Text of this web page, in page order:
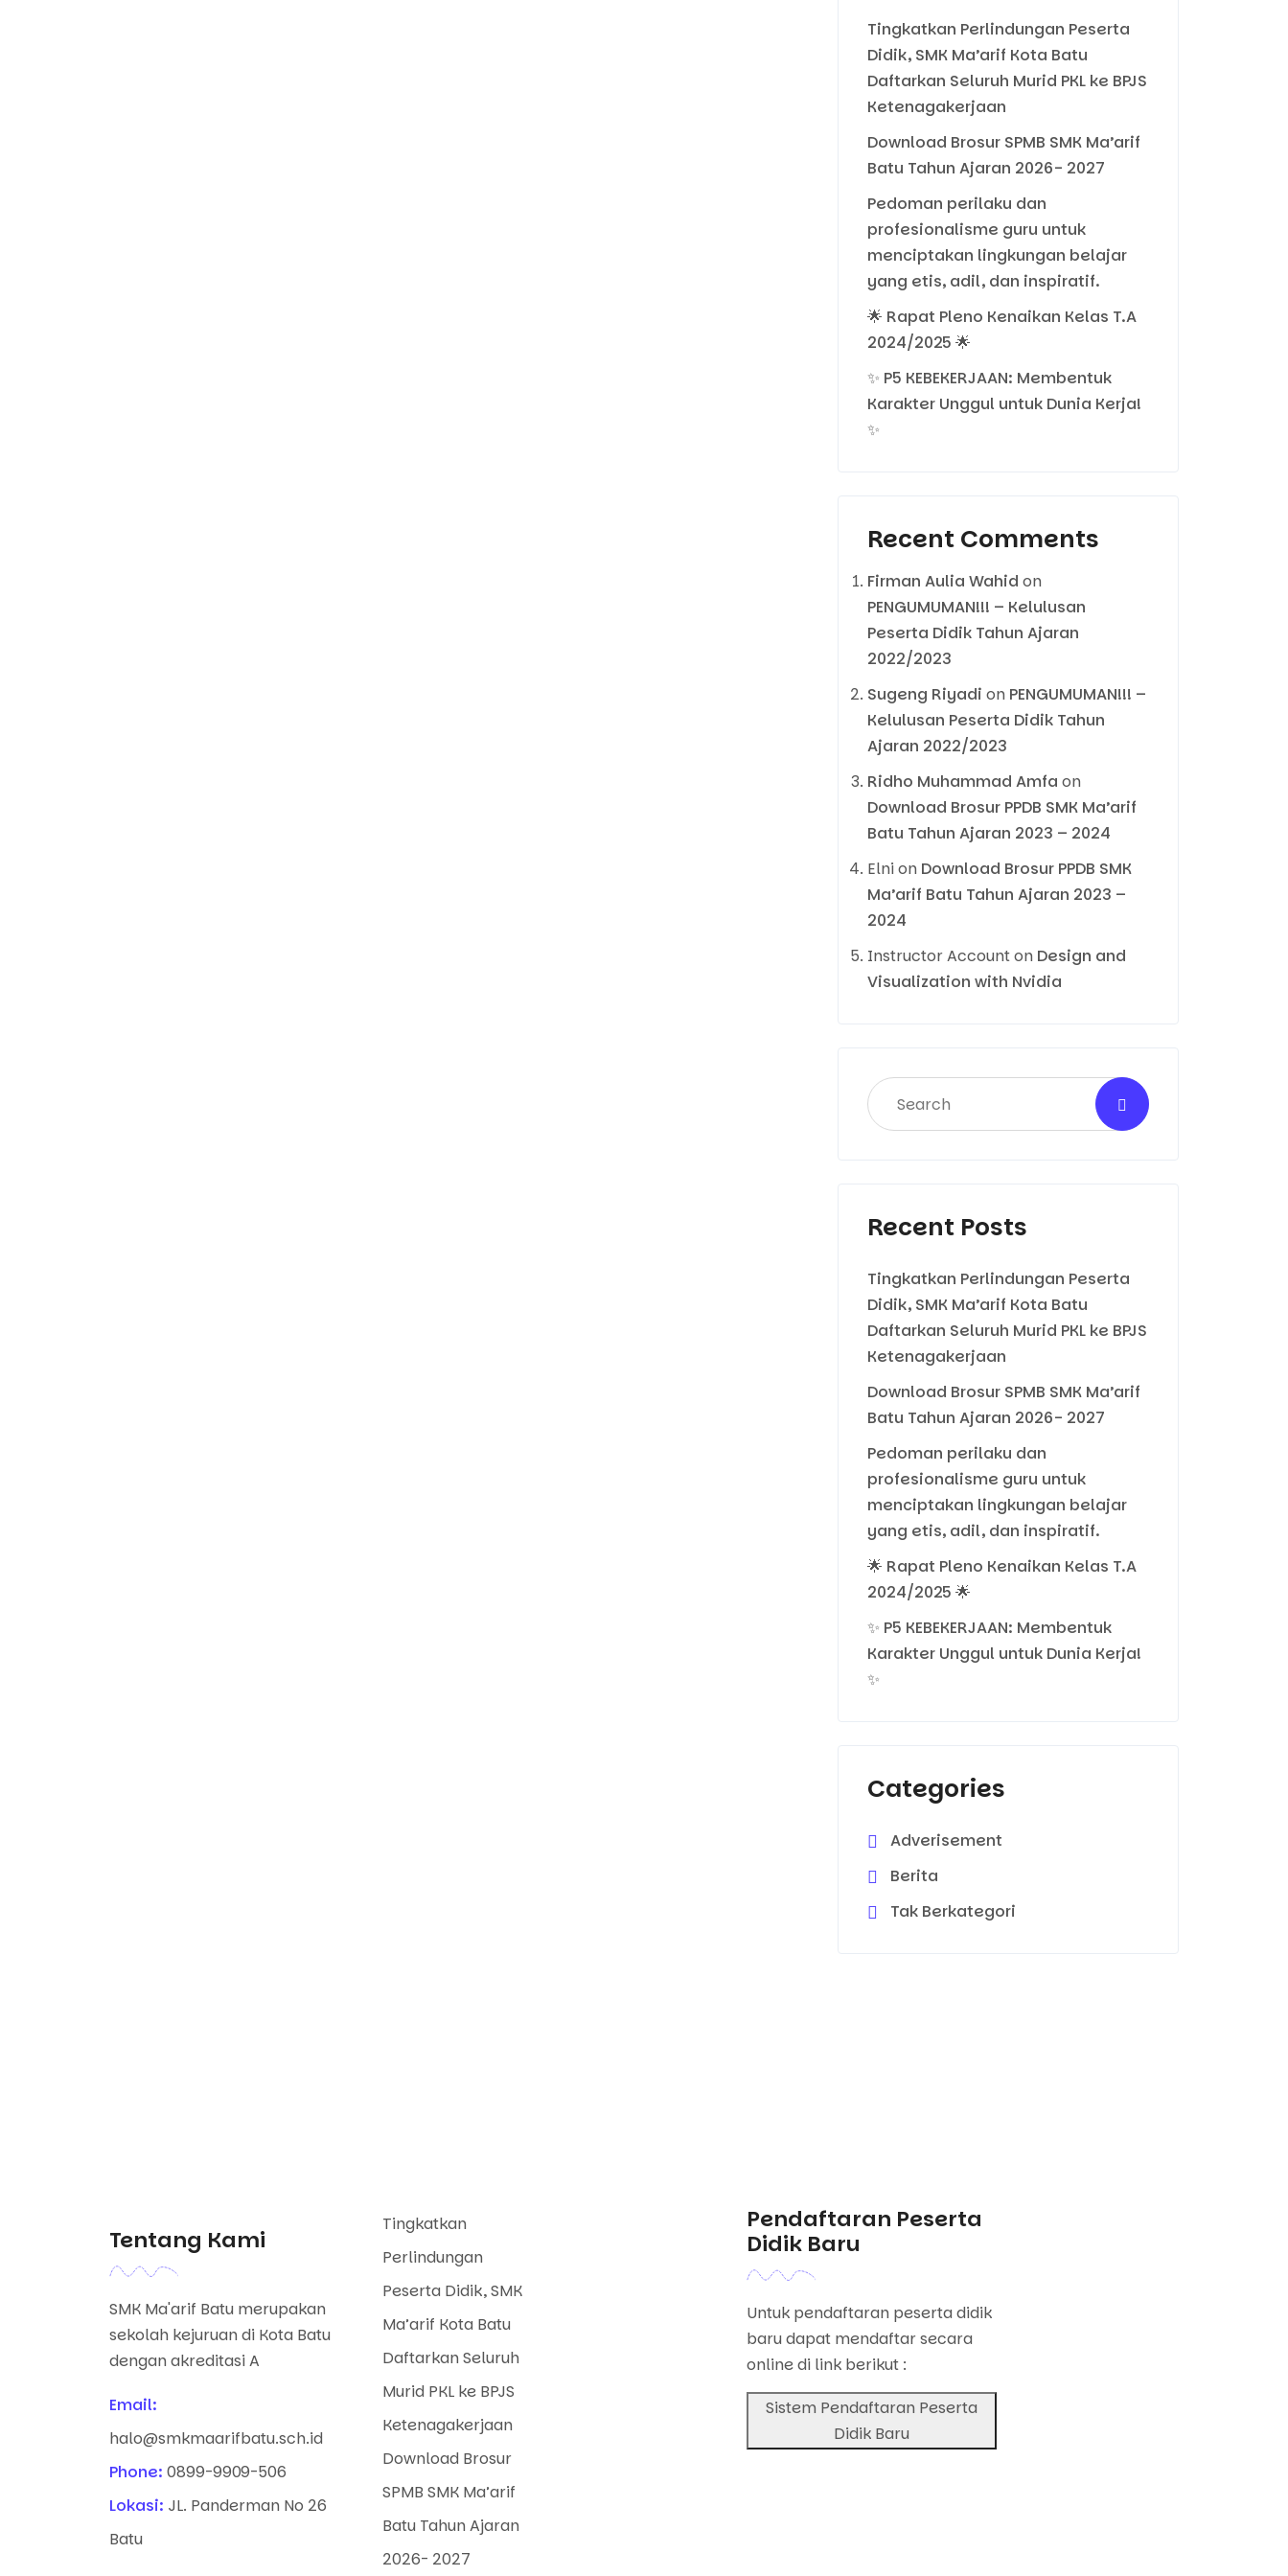
Tingkatkan Perlindungan Peserta
Didik, SMK Ma’arif Kota Batu
Daftarkan Seluruh Murid PKL ke BPJS
Ketenagakerjaan
Download Brosur SPMB SMK Ma’arif
Batu Tahun Ajaran 2026- 2027
Pedoman perilaku dan
profesionalisme guru untuk
menciptakan lingkungan belajar
yang etis, adil, dan inspiratif.
🌟 Rapat Pleno Kenaikan Kelas T.A
2024/2025 🌟
✨ P5 KEBEKERJAAN: Membentuk
Karakter Unggul untuk Dunia Kerja!
✨
Recent Comments
Firman Aulia Wahid on
PENGUMUMAN!!! – Kelulusan
Peserta Didik Tahun Ajaran
2022/2023
Sugeng Riyadi on PENGUMUMAN!!! –
Kelulusan Peserta Didik Tahun
Ajaran 2022/2023
Ridho Muhammad Amfa on
Download Brosur PPDB SMK Ma’arif
Batu Tahun Ajaran 2023 – 2024
Elnion Download Brosur PPDB SMK
Ma’arif Batu Tahun Ajaran 2023 –
2024
Instructor Accounton Design and
Visualization with Nvidia
Recent Posts
Tingkatkan Perlindungan Peserta
Didik, SMK Ma’arif Kota Batu
Daftarkan Seluruh Murid PKL ke BPJS
Ketenagakerjaan
Download Brosur SPMB SMK Ma’arif
Batu Tahun Ajaran 2026- 2027
Pedoman perilaku dan
profesionalisme guru untuk
menciptakan lingkungan belajar
yang etis, adil, dan inspiratif.
🌟 Rapat Pleno Kenaikan Kelas T.A
2024/2025 🌟
✨ P5 KEBEKERJAAN: Membentuk
Karakter Unggul untuk Dunia Kerja!
✨
Categories
Adverisement
Berita
Tak Berkategori
Tentang Kami
SMK Ma'arif Batu merupakan
sekolah kejuruan di Kota Batu
dengan akreditasi A
Email:
halo@smkmaarifbatu.sch.id
Phone: 0899-9909-506
Lokasi: JL. Panderman No 26
Batu
Tingkatkan
Perlindungan
Peserta Didik, SMK
Ma’arif Kota Batu
Daftarkan Seluruh
Murid PKL ke BPJS
Ketenagakerjaan
Download Brosur
SPMB SMK Ma’arif
Batu Tahun Ajaran
2026- 2027
Pendaftaran Peserta
Didik Baru
Untuk pendaftaran peserta didik
baru dapat mendaftar secara
online di link berikut :
Sistem Pendaftaran Peserta
Didik Baru